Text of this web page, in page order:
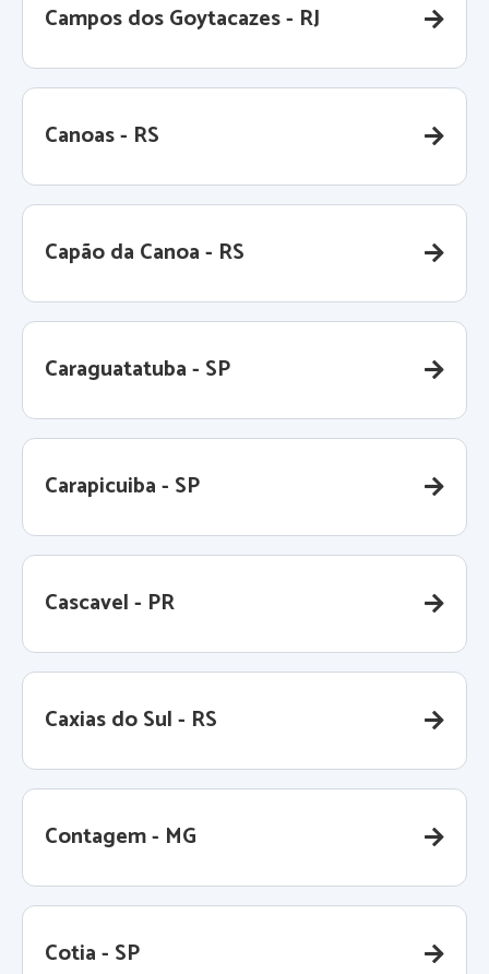
Campos dos Goytacazes - RJ
Canoas - RS
Capão da Canoa - RS
Caraguatatuba - SP
Carapicuiba - SP
Cascavel - PR
Caxias do Sul - RS
Contagem - MG
Cotia - SP